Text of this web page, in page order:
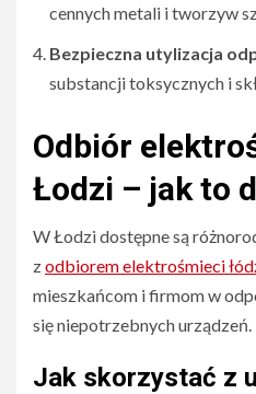
cennych metali i tworzyw
Bezpieczna utylizacja
substancji toksycznych i
Odbiór
Łodzi – jak to
W Łodzi dostępne są
zodbiorem elektrośmieci
mieszkańcom i firmom w
się niepotrzebnych urządzeń.
Jak skorzystać z